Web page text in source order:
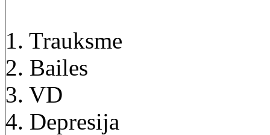
1. Trauksme
2. Bailes
3. VD
4. Depresija